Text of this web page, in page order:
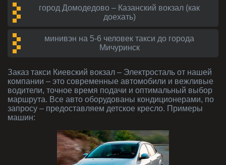
город Домодедово – Казанский вокзал (как
доехать)
минивэн на 5-6 человек такси до города
Мичуринск
Заказ такси Киевский вокзал – Электросталь от нашей
компании – это современные автомобили и вежливые
водители, точное время подачи и оптимальный выбор
маршрута. Все авто оборудованы кондиционерами, по
запросу – предоставляем детское кресло. Примеры
машин: